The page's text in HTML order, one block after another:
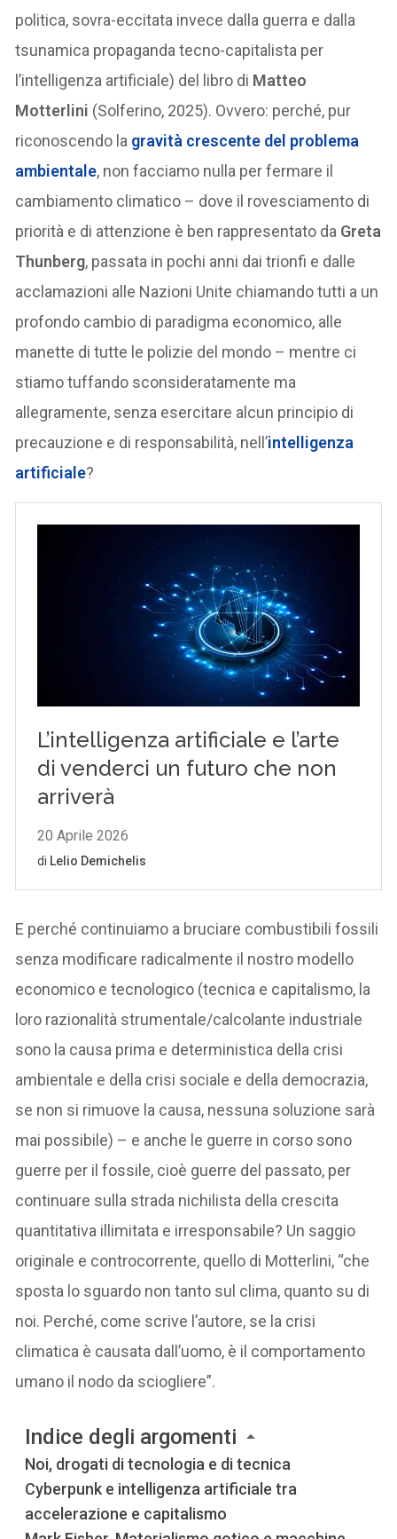
politica, sovra-eccitata invece dalla guerra e dalla
tsunamica propaganda tecno-capitalista per
l’intelligenza artificiale) del libro di Matteo
Motterlini (Solferino, 2025). Ovvero: perché, pur
riconoscendo la gravità crescente del problema
ambientale, non facciamo nulla per fermare il
cambiamento climatico – dove il rovesciamento di
priorità e di attenzione è ben rappresentato da Greta
Thunberg, passata in pochi anni dai trionfi e dalle
acclamazioni alle Nazioni Unite chiamando tutti a un
profondo cambio di paradigma economico, alle
manette di tutte le polizie del mondo – mentre ci
stiamo tuffando sconsideratamente ma
allegramente, senza esercitare alcun principio di
precauzione e di responsabilità, nell’intelligenza
artificiale?
E perché continuiamo a bruciare combustibili fossili
senza modificare radicalmente il nostro modello
economico e tecnologico (tecnica e capitalismo, la
loro razionalità strumentale/calcolante industriale
sono la causa prima e deterministica della crisi
ambientale e della crisi sociale e della democrazia,
se non si rimuove la causa, nessuna soluzione sarà
mai possibile) – e anche le guerre in corso sono
guerre per il fossile, cioè guerre del passato, per
continuare sulla strada nichilista della crescita
quantitativa illimitata e irresponsabile? Un saggio
originale e controcorrente, quello di Motterlini, “che
sposta lo sguardo non tanto sul clima, quanto su di
noi. Perché, come scrive l’autore, se la crisi
climatica è causata dall’uomo, è il comportamento
umano il nodo da sciogliere”.
Indice degli argomenti
Noi, drogati di tecnologia e di tecnica
Cyberpunk e intelligenza artificiale tra
accelerazione e capitalismo